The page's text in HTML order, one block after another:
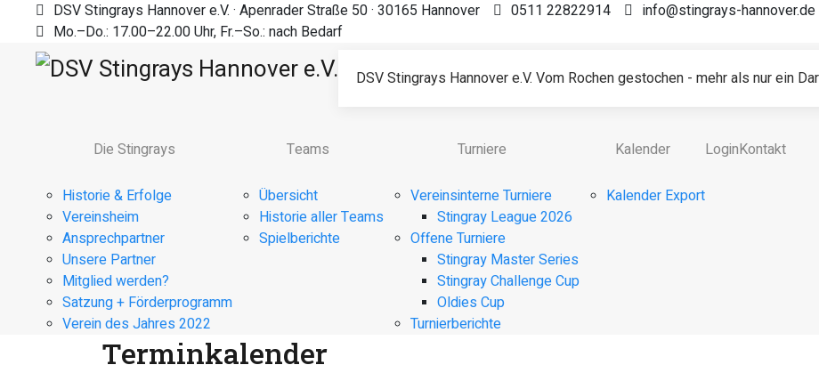
DSV Stingrays Hannover e.V. · Apenrader Straße 50 · 30165 Hannover 0511 22822914
info@stingrays-hannover.de
Mo.–Do.: 17.00–22.00 Uhr, Fr.–So.: nach Bedarf
DSV Stingrays Hannover e.V. Vom Rochen gestochen - mehr als nur ein
Die Stingrays
Historie & Erfolge
Vereinsheim
Ansprechpartner
Unsere Partner
Mitglied werden?
Satzung + Förderprogramm
Verein des Jahres 2022
Teams
Übersicht
Historie aller Teams
Spielberichte
Turniere
Vereinsinterne Turniere
Stingray League 2026
Offene Turniere
Stingray Master Series
Stingray Challenge Cup
Oldies Cup
Turnierberichte
Kalender
Kalender Export
LoginKontakt
Terminkalender